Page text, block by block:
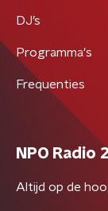
DJ’s
Programma's
Frequenties
NPO Radio
Altijd op de